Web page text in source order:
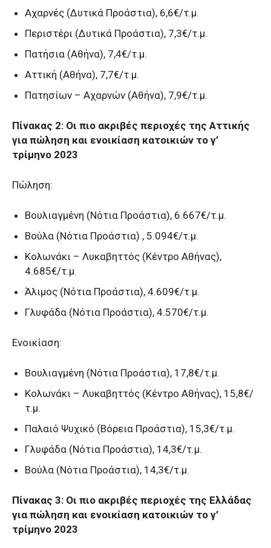
Αχαρνές (Δυτικά Προάστια), 6,6€/τ.μ.
Περιστέρι (Δυτικά Προάστια), 7,3€/τ.μ.
Πατήσια (Αθήνα), 7,4€/τ.μ.
Αττική (Αθήνα), 7,7€/τ.μ.
Πατησίων – Αχαρνών (Αθήνα), 7,9€/τ.μ.
Πίνακας 2: Οι πιο ακριβές περιοχές της Αττικής
για πώληση και ενοικίαση κατοικιών το γ’
τρίμηνο 2023
Πώληση:
Βουλιαγμένη (Νότια Προάστια), 6.667€/τ.μ.
Βούλα (Νότια Προάστια) , 5.094€/τ.μ.
Κολωνάκι – Λυκαβηττός (Κέντρο Αθήνας),
4.685€/τ.μ.
Άλιμος (Νότια Προάστια), 4.609€/τ.μ.
Γλυφάδα (Νότια Προάστια), 4.570€/τ.μ.
Ενοικίαση:
Βουλιαγμένη (Νότια Προάστια), 17,8€/τ.μ.
Κολωνάκι – Λυκαβηττός (Κέντρο Αθήνας), 15,8€/
τ.μ.
Παλαιό Ψυχικό (Βόρεια Προάστια), 15,3€/τ.μ.
Γλυφάδα (Νότια Προάστια), 14,3€/τ.μ.
Βούλα (Νότια Προάστια), 14,3€/τ.μ.
Πίνακας 3: Οι πιο ακριβές περιοχές της Ελλάδας
για πώληση και ενοικίαση κατοικιών το γ’
τρίμηνο 2023